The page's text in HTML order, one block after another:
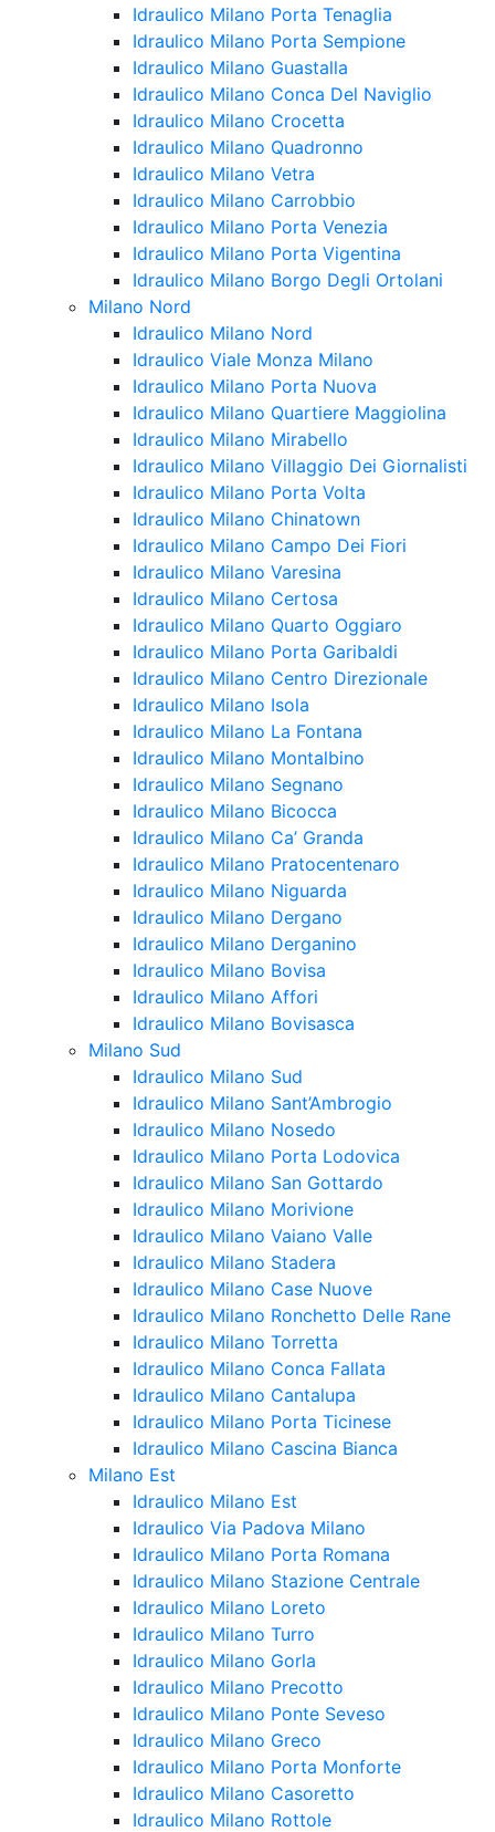
Idraulico Milano Porta Tenaglia
Idraulico Milano Porta Sempione
Idraulico Milano Guastalla
Idraulico Milano Conca Del Naviglio
Idraulico Milano Crocetta
Idraulico Milano Quadronno
Idraulico Milano Vetra
Idraulico Milano Carrobbio
Idraulico Milano Porta Venezia
Idraulico Milano Porta Vigentina
Idraulico Milano Borgo Degli Ortolani
Milano Nord
Idraulico Milano Nord
Idraulico Viale Monza Milano
Idraulico Milano Porta Nuova
Idraulico Milano Quartiere Maggiolina
Idraulico Milano Mirabello
Idraulico Milano Villaggio Dei Giornalisti
Idraulico Milano Porta Volta
Idraulico Milano Chinatown
Idraulico Milano Campo Dei Fiori
Idraulico Milano Varesina
Idraulico Milano Certosa
Idraulico Milano Quarto Oggiaro
Idraulico Milano Porta Garibaldi
Idraulico Milano Centro Direzionale
Idraulico Milano Isola
Idraulico Milano La Fontana
Idraulico Milano Montalbino
Idraulico Milano Segnano
Idraulico Milano Bicocca
Idraulico Milano Ca’ Granda
Idraulico Milano Pratocentenaro
Idraulico Milano Niguarda
Idraulico Milano Dergano
Idraulico Milano Derganino
Idraulico Milano Bovisa
Idraulico Milano Affori
Idraulico Milano Bovisasca
Milano Sud
Idraulico Milano Sud
Idraulico Milano Sant’Ambrogio
Idraulico Milano Nosedo
Idraulico Milano Porta Lodovica
Idraulico Milano San Gottardo
Idraulico Milano Morivione
Idraulico Milano Vaiano Valle
Idraulico Milano Stadera
Idraulico Milano Case Nuove
Idraulico Milano Ronchetto Delle Rane
Idraulico Milano Torretta
Idraulico Milano Conca Fallata
Idraulico Milano Cantalupa
Idraulico Milano Porta Ticinese
Idraulico Milano Cascina Bianca
Milano Est
Idraulico Milano Est
Idraulico Via Padova Milano
Idraulico Milano Porta Romana
Idraulico Milano Stazione Centrale
Idraulico Milano Loreto
Idraulico Milano Turro
Idraulico Milano Gorla
Idraulico Milano Precotto
Idraulico Milano Ponte Seveso
Idraulico Milano Greco
Idraulico Milano Porta Monforte
Idraulico Milano Casoretto
Idraulico Milano Rottole